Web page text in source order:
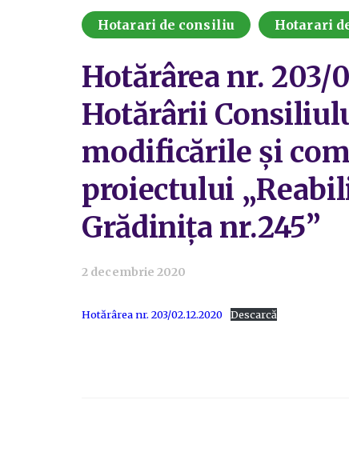
Hotarari de consiliu Hotarari
Hotărârea nr. 203/
Hotărârii
modificările și
proiectului
Grădinița nr.245”
2 decembrie 2020
Hotărârea nr. 203/02.12.2020 Descarcă